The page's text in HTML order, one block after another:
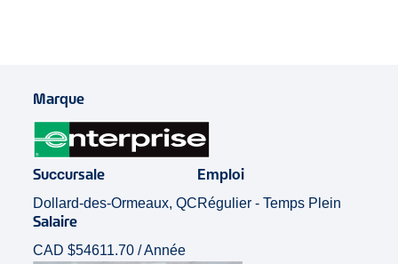
Marque
Succursale
Dollard-des-Ormeaux, QC
Emploi
Régulier - Temps Plein
Salaire
CAD $54611.70 / Année